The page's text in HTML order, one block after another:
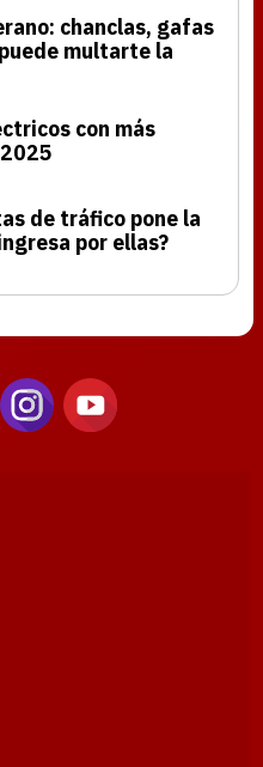
chanclas, gafas
multarte la
con más
de tráfico pone la
por ellas?